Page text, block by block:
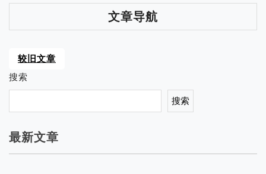
文章导航
较旧文章
搜索
搜索
最新文章